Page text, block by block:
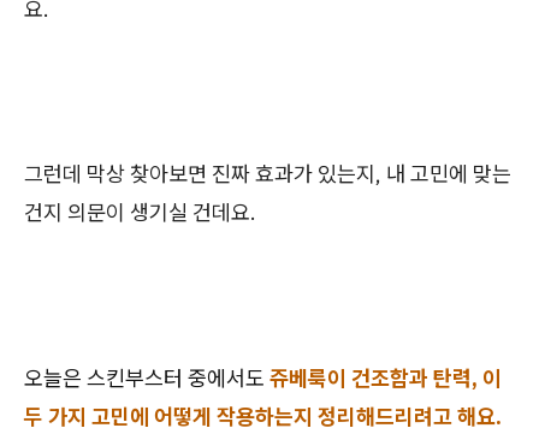
요.
그런데 막상 찾아보면 진짜 효과가 있는지, 내 고민에 맞는
건지 의문이 생기실 건데요.
오늘은 스킨부스터 중에서도 쥬베룩이 건조함과 탄력, 이
두 가지 고민에 어떻게 작용하는지 정리해드리려고 해요.